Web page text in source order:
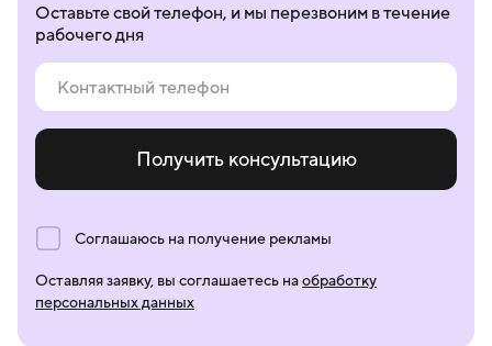
Оставьте свой телефон, и мы перезвоним в течение
рабочего дня
Получить консультацию
Соглашаюсь на получение рекламы
Оставляя заявку, вы соглашаетесь наобработку
персональных данных